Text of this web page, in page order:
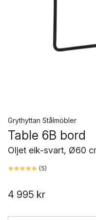
Grythyttan Stålmöbler
Table 6B bord
Oljet eik-svart, Ø60
(5)
4 995 kr